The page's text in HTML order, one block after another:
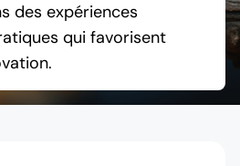
des expériences
qui favorisent